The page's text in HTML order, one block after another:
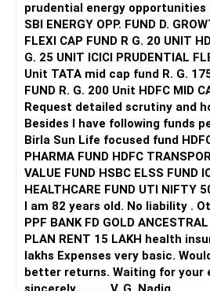
prudential energy opportunities
SBI ENERGY OPP. FUND D. GROWTH 2) FRANKLIN
FLEXI CAP FUND R G. 20 UNIT HDFC FLEXICAP FUND R.
G. 25 UNIT ICICI PRUDENTIAL FLEXI CAP R. G 3000
Unit TATA mid cap fund R. G. 175 unit UTI MID CAP
FUND R. G. 200 Unit HDFC MID CAP FUND R G 250 UNIT
Request detailed scrutiny and
Besides l have following funds
Birla Sun Life focused fund HDFC Defence fund HDFC
PHARMA FUND HDFC
VALUE FUND HSBC ELSS FUND
HEALTHCARE FUND UTI NIFTY
I am 82 years old. No liability . Other investments like
PPF BANK FD GOLD
PLAN RENT 15 LAKH health
lakhs Expenses very basic. Would like to re invest. for
better returns. Waiting for your early reply. Your 's